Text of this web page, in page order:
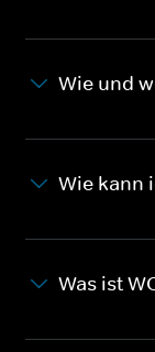
Wie und
Wie kann
Was ist